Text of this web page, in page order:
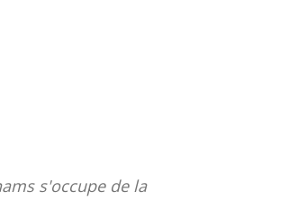
s'occupe de la